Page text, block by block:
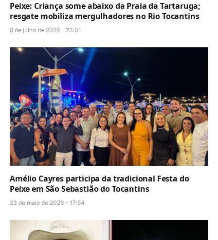
Peixe: Criança some abaixo da Praia da Tartaruga;
resgate mobiliza mergulhadores no Rio Tocantins
8 de julho de 2026 - 23:01
Amélio Cayres participa da tradicional Festa do
Peixe em São Sebastião do Tocantins
23 de maio de 2026 - 17:54